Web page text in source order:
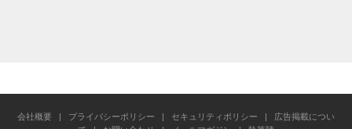
会社概要 | プライバシーポリシー | セキュリティポリシー | 広告掲載につい